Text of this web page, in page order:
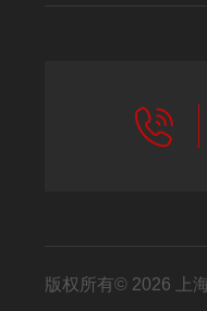
版权所有© 2026 上